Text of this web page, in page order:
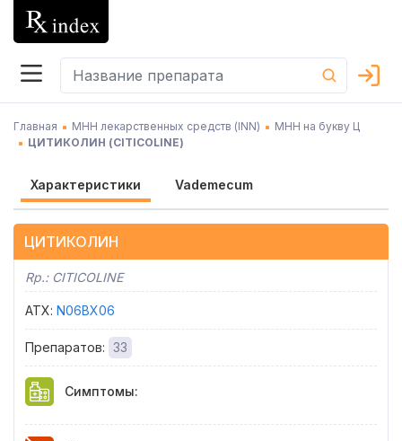
Главная МНН лекарственных средств (INN)
МНН на букву Ц
ЦИТИКОЛИН (CITICOLINE)
Характеристики Vademecum
ЦИТИКОЛИН
Rp.: CITICOLINE
АТХ: N06BX06
Препаратов: 33
Симптомы: